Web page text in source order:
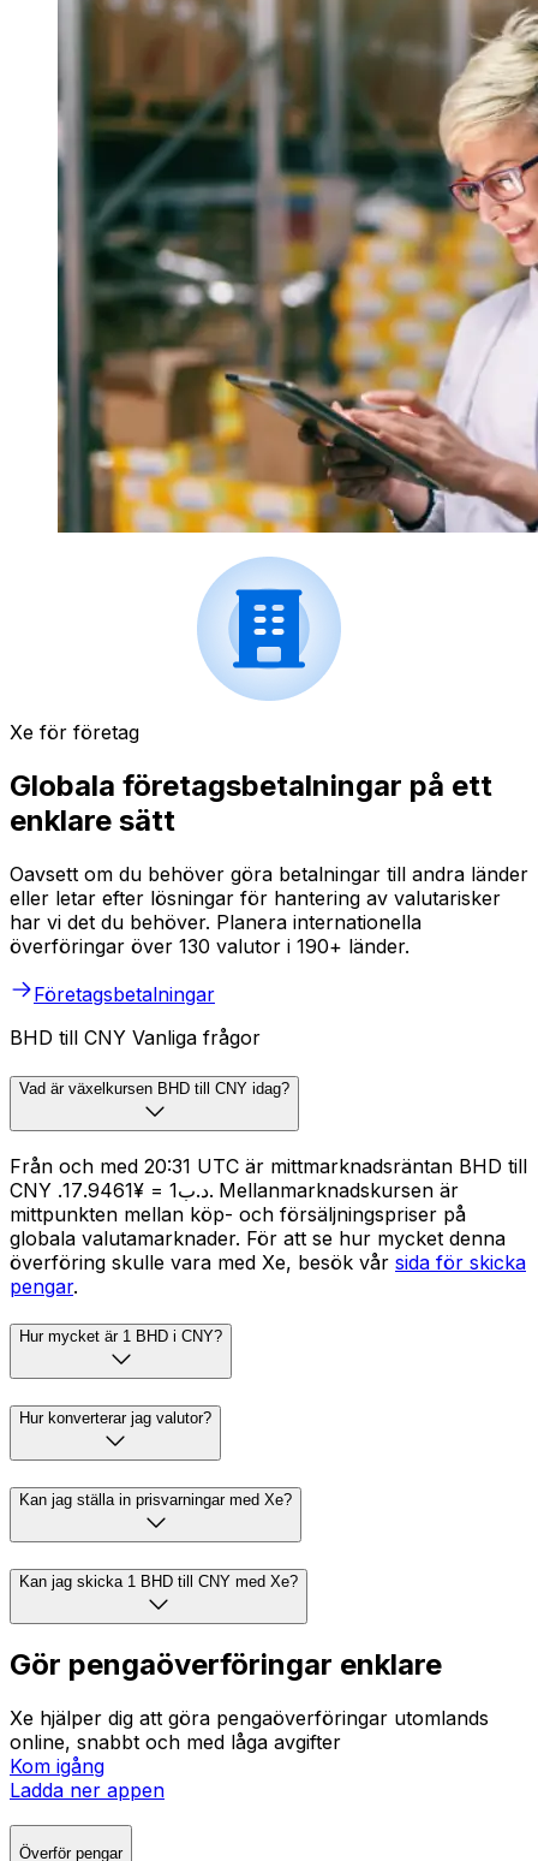
Xe för företag
Globala företagsbetalningar på ett
enklare sätt
Oavsett om du behöver göra betalningar till andra länder
eller letar efter lösningar för hantering av valutarisker
har vi det du behöver. Planera internationella
överföringar över 130 valutor i 190+ länder.
Företagsbetalningar
BHD till CNY Vanliga frågor
Vad är växelkursen BHD till CNY idag?
Från och med 20:31 UTC är mittmarknadsräntan BHD till
CNY .د.ب1 = ¥17.9461. Mellanmarknadskursen är
mittpunkten mellan köp- och försäljningspriser på
globala valutamarknader. För att se hur mycket denna
överföring skulle vara med Xe, besök vår sida för skicka
pengar.
Hur mycket är 1 BHD i CNY?
Hur konverterar jag valutor?
Kan jag ställa in prisvarningar med Xe?
Kan jag skicka 1 BHD till CNY med Xe?
Gör pengaöverföringar enklare
Xe hjälper dig att göra pengaöverföringar utomlands
online, snabbt och med låga avgifter
Kom igång
Ladda ner appen
Överför pengar